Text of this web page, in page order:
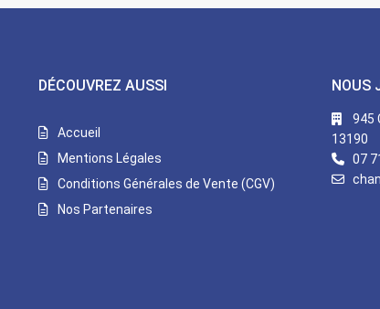
DÉCOUVREZ AUSSI
Accueil
Mentions Légales
Conditions Générales de Vente (CGV)
Nos Partenaires
NOUS
945
13190
07